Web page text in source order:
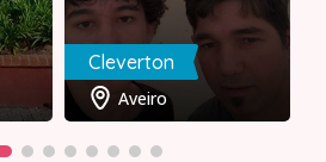
Cleverton
Aveiro